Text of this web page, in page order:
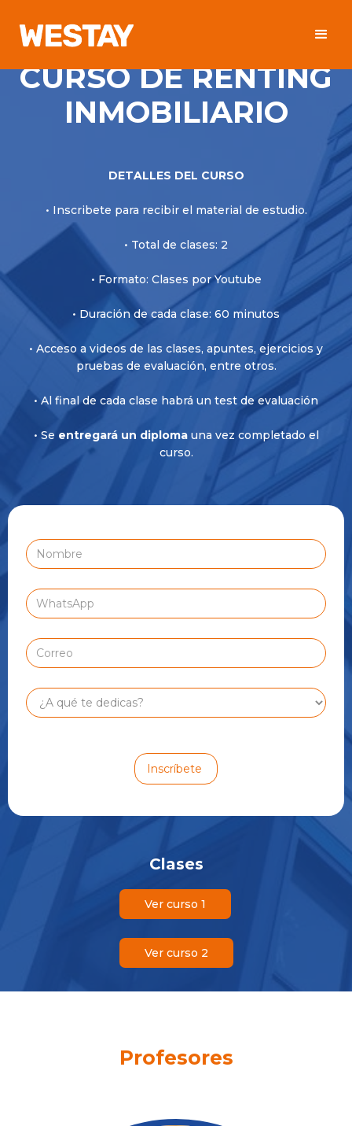
CURSO DE RENTING
INMOBILIARIO
DETALLES DEL CURSO
• Inscribete para recibir el material de estudio.
• Total de clases: 2
• Formato: Clases por Youtube
• Duración de cada clase: 60 minutos
• Acceso a videos de las clases, apuntes, ejercicios y
pruebas de evaluación, entre otros.
• Al final de cada clase habrá un test de evaluación
• Se entregará un diplomauna vez completado el
curso.
Clases
Ver curso 1
Ver curso 2
Profesores